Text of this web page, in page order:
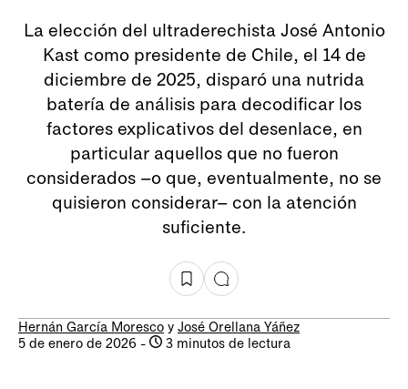
La elección del ultraderechista José Antonio
Kast como presidente de Chile, el 14 de
diciembre de 2025, disparó una nutrida
batería de análisis para decodificar los
factores explicativos del desenlace, en
particular aquellos que no fueron
considerados –o que, eventualmente, no se
quisieron considerar– con la atención
suficiente.
Hernán García Moresco y José Orellana Yáñez
5 de enero de 2026 - 3 minutos de lectura